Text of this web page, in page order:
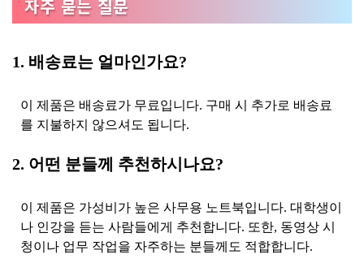
자주 묻는 질문
1. 배송료는 얼마인가요?
이 제품은 배송료가 무료입니다. 구매 시 추가로 배송료
를 지불하지 않으셔도 됩니다.
2. 어떤 분들께 추천하시나요?
이 제품은 가성비가 높은 사무용 노트북입니다. 대학생이
나 인강을 듣는 사람들에게 추천합니다. 또한, 동영상 시
청이나 업무 작업을 자주하는 분들께도 적합합니다.